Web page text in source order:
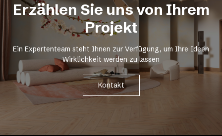
Erzählen Sie uns von Ihrem
Projekt
Ein Expertenteam steht Ihnen zur Verfügung, um Ihre Ideen
Wirklichkeit werden zu lassen
Kontakt